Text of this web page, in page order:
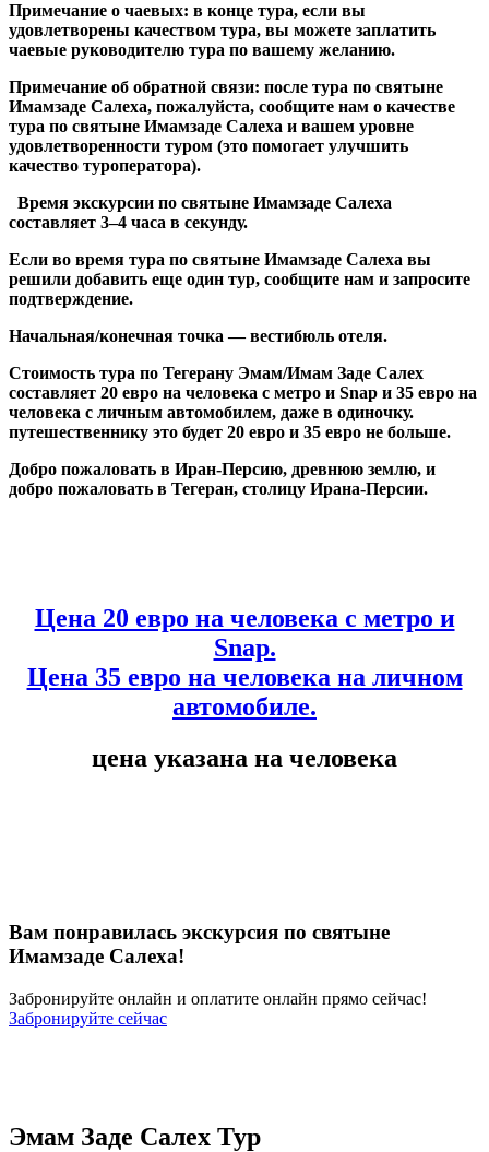
Примечание о чаевых: в конце тура, если вы
удовлетворены качеством тура, вы можете заплатить
чаевые руководителю тура по вашему желанию.
Примечание об обратной связи: после тура по святыне
Имамзаде Салеха, пожалуйста, сообщите нам о качестве
тура по святыне Имамзаде Салеха и вашем уровне
удовлетворенности туром (это помогает улучшить
качество туроператора).
Время экскурсии по святыне Имамзаде Салеха
составляет 3–4 часа в секунду.
Если во время тура по святыне Имамзаде Салеха вы
решили добавить еще один тур, сообщите нам и запросите
подтверждение.
Начальная/конечная точка — вестибюль отеля.
Стоимость тура по Тегерану Эмам/Имам Заде Салех
составляет 20 евро на человека с метро и Snap и 35 евро на
человека с личным автомобилем, даже в одиночку.
путешественнику это будет 20 евро и 35 евро не больше.
Добро пожаловать в Иран-Персию, древнюю землю, и
добро пожаловать в Тегеран, столицу Ирана-Персии.
Цена 20 евро на человека с метро и
Snap.
Цена 35 евро на человека на личном
автомобиле.
цена указана на человека
Вам понравилась экскурсия по святыне
Имамзаде Салеха!
Забронируйте онлайн и оплатите онлайн прямо сейчас!
Забронируйте сейчас
Эмам Заде Салех Тур